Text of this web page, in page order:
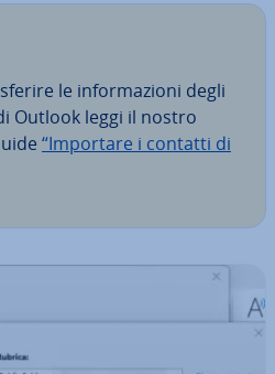
le in­for­ma­zio­ni degli
Outlook leggi il nostro
“Importare i contatti di